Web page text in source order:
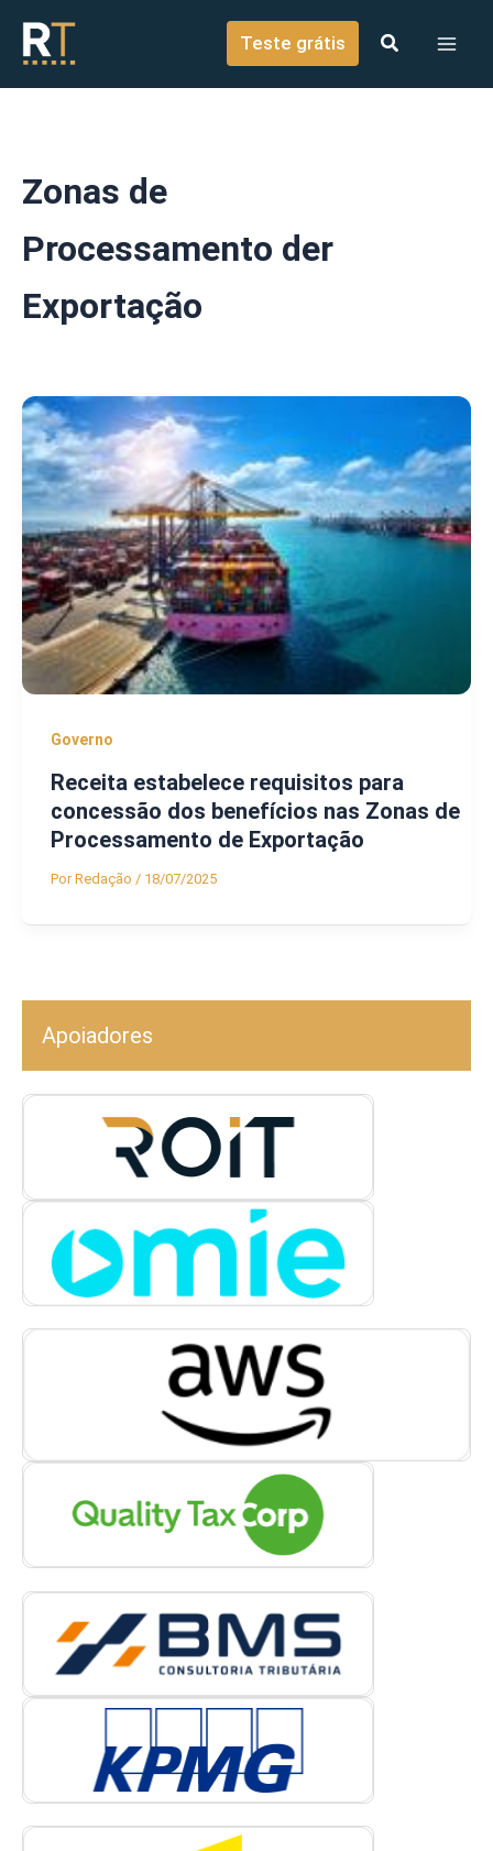
conteúdo
Teste grátis
Zonas de
Processamento der
Exportação
Governo
Receita estabelece requisitos para
concessão dos benefícios nas Zonas de
Processamento de Exportação
PorRedação / 18/07/2025
Apoiadores